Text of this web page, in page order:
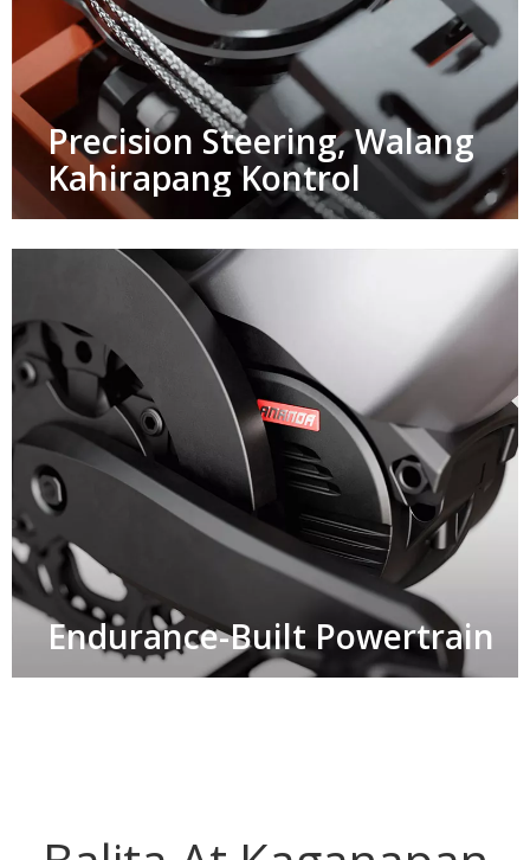
Precision Steering, Walang
Kahirapang Kontrol
Endurance-Built Powertrain​​​​​